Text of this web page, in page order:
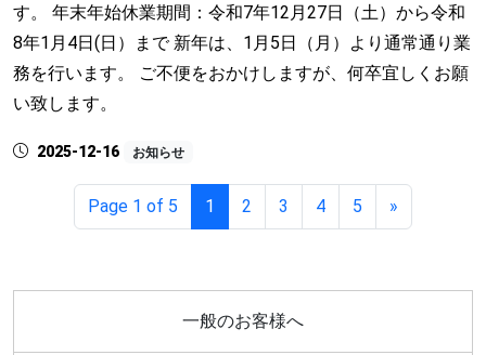
す。 年末年始休業期間：令和7年12月27日（土）から令和
8年1月4日(日）まで 新年は、1月5日（月）より通常通り業
務を行います。 ご不便をおかけしますが、何卒宜しくお願
い致します。
2025-12-16 お知らせ
Page 1 of 5 1 2 3 4 5 »
一般のお客様へ